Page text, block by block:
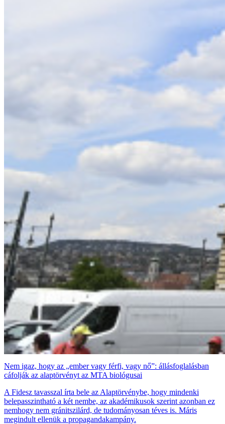
Nem igaz, hogy az „ember vagy férfi, vagy nő”: állásfoglalásban
cáfolják az alaptörvényt az MTA biológusai
A Fidesz tavasszal írta bele az Alaptörvénybe, hogy mindenki
belepasszintható a két nembe, az akadémikusok szerint azonban ez
nemhogy nem gránitszilárd, de tudományosan téves is. Máris
megindult ellenük a propagandakampány.